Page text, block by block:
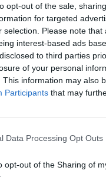
opt-out of the sale,
for targeted
selection. Please note
interest-based ads
to third parties
of your personal
This information may also
Participants that may
Data Processing Opt Outs
opt-out of the Sharing of
la città
da una
dentro una
quotidiana di
una
i buoni
“spiriti
Oppure
la città